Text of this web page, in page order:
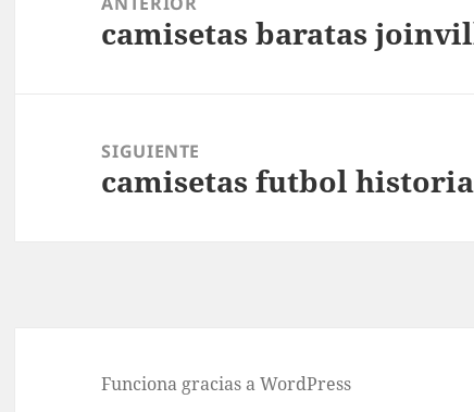
entradasEntrada
camisetas baratas
SIGUIENTE
Entrada
camisetas futbol historia
Funciona gracias a WordPress